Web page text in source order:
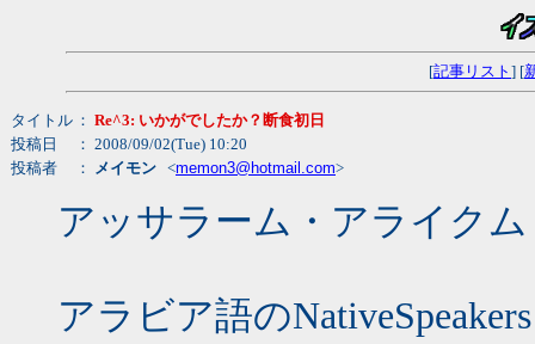
[記事リスト ] [
タイトル ： Re^3: いかがでしたか？断食初日
投稿日
： 2008/09/02(Tue) 10:20
投稿者
： メイモン <memon3@hotmail.com>
アッサラーム・アライクム
アラビア語の